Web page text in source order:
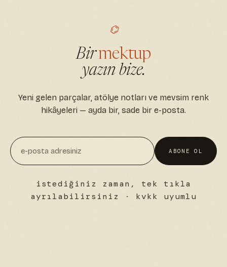
⌬
Birmektup
yazın bize.
Yeni gelen parçalar, atölye notları ve mevsim renk
hikâyeleri — ayda bir, sade bir e-posta.
ABONE OL
istediğiniz zaman, tek tıkla
ayrılabilirsiniz · kvkk uyumlu